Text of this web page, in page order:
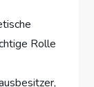
Rolle